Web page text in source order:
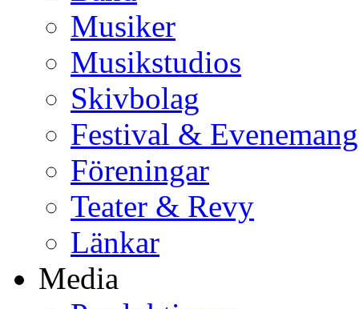
Musiker
Musikstudios
Skivbolag
Festival & Evenemang
Föreningar
Teater & Revy
Länkar
Media